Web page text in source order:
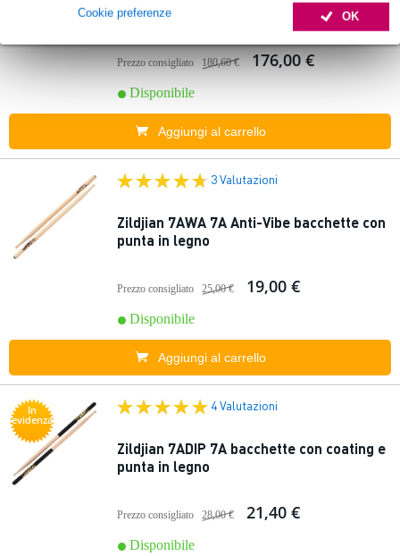
OK
Cookie preferenze
punta in legno (12 paia)
Prezzo consigliato 180,60 € 176,00 €
Disponibile
Aggiungi al carrello
3 Valutazioni
Zildjian 7AWA 7A Anti-Vibe bacchette con
punta in legno
Prezzo consigliato 25,00 € 19,00 €
Disponibile
Aggiungi al carrello
In
evidenza
4 Valutazioni
Zildjian 7ADIP 7A bacchette con coating e
punta in legno
Prezzo consigliato 28,00 € 21,40 €
Disponibile